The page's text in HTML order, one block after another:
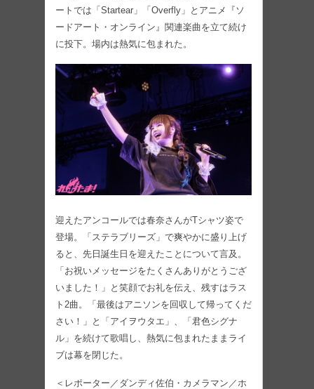
ートでは「Startear」「Overfly」とアニメ『ソ
ードアート・オンライン』関連楽曲を立て続け
に投下。場内は熱気に包まれた。
迎えたアンコールでは春奈さんがTシャツ姿で
登場。「ステラブリーズ」で爽やかに盛り上げ
ると、先日誕生日を迎えたことについて言及。
「お祝いメッセージをたくさんありがとうござ
いました！」と笑顔でお礼を伝え、残すはラス
ト2曲。「最後はアニソンを回収して帰ってくだ
さい！」と「アイヲウタエ」、「君色シグナ
ル」を続けて歌唱し、熱気に包まれたままライ
ブは幕を閉じた。
＜レポーター／ダンディ佐伯・カメラマン／ホ